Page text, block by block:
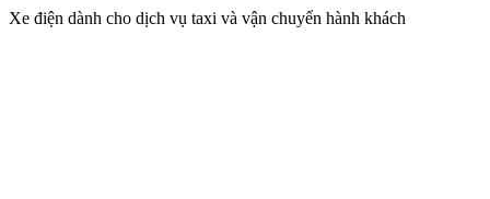
Xe điện dành cho dịch vụ taxi và vận chuyển hành khách